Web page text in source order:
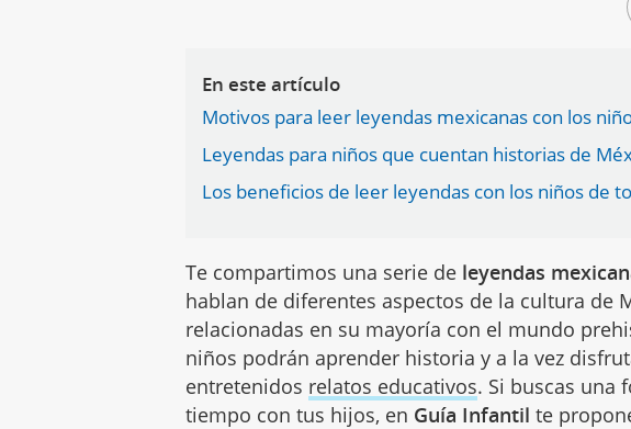
En este artículo
Motivos para leer leyendas mexicanas con los
Leyendas para niños que cuentan historias de
Los beneficios de leer leyendas con los niños de
Te compartimos una serie de leyendas
hablan de diferentes aspectos de la cultura de
relacionadas en su mayoría con el mundo
niños podrán aprender historia y a la vez
entretenidos relatos educativos. Si buscas una
tiempo con tus hijos, en Guía Infantil te